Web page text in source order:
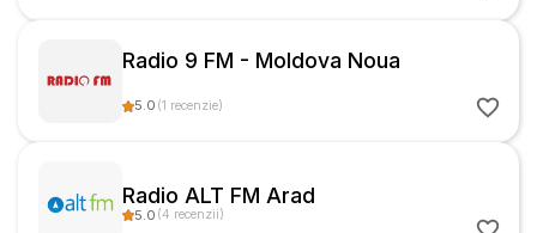
Radio 9 FM - Moldova Noua
5.0 (1 recenzie)
Radio ALT FM Arad
5.0 (4 recenzii)